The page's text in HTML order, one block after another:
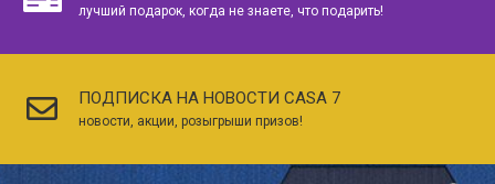
лучший подарок, когда не знаете, что подарить!
ПОДПИСКА НА НОВОСТИ CASA 7
новости, акции, розыгрыши призов!